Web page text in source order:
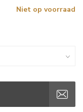
Niet op voorraad